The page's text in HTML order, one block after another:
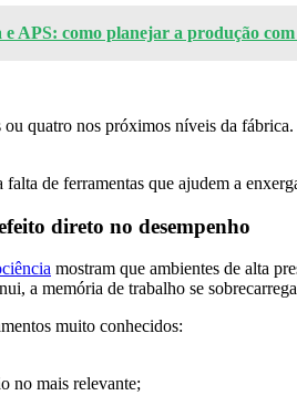
e APS: como planejar a produção
quatro nos próximos níveis da
de ferramentas que ajudem a
direto no desempenho
mostram que ambientes de alta
a memória de trabalho se
muito conhecidos:
no mais relevante;